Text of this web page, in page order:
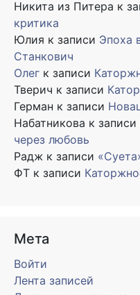
Никита из Питера к
критика
Юлия к записи Эпоха
Станкович
Олег к записи
Тверич к записи
Герман к записи
Набатникова к записи
через любовь
Радж к записи
ФТ к записи
Мета
Войти
Лента записей